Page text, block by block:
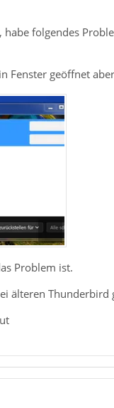
folgendes
Fenster geöffnet
Problem ist.
älteren Thunderbird